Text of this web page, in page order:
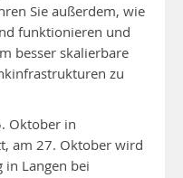
Sie außerdem, wie
funktionieren und
besser skalierbare
zu
Oktober in
am 27. Oktober wird
in Langen bei